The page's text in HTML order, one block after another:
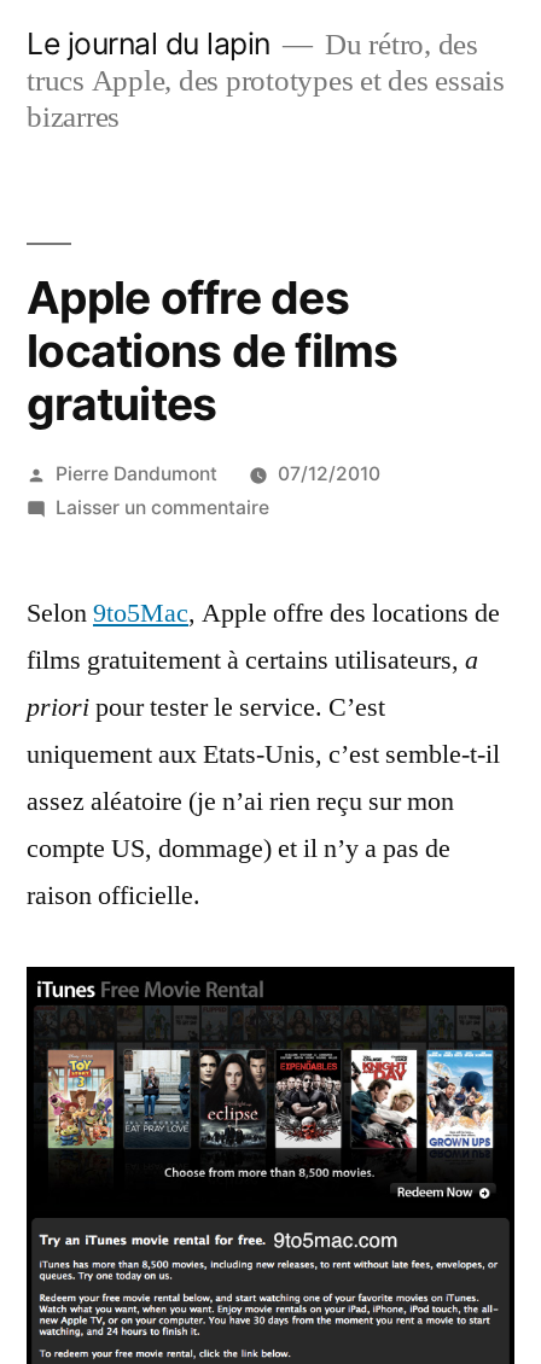
contenu
Le journal du lapin
Du rétro, des
trucs Apple, des prototypes et des essais
bizarres
Apple offre des
locations de films
gratuites
Publié
par
Pierre Dandumont
07/12/2010
Laisser un commentairesur
des
de
films
gratuites
Selon9to5Mac, Apple offre des locations de
films gratuitement à certains utilisateurs, a
prioripour tester le service. C’est
uniquement aux Etats-Unis, c’est semble-t-il
assez aléatoire (je n’ai rien reçu sur mon
compte US, dommage) et il n’y a pas de
raison officielle.